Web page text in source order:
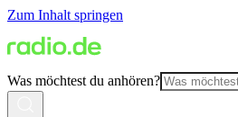
Zum Inhalt springen
Was möchtest du anhören?